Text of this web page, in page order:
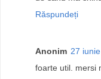
Răspundeți
Anonim 27
foarte util. mersi